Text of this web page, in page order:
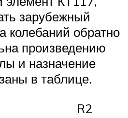
зарубежный
колебаний обратно
произведению
и назначение
в таблице.
R2